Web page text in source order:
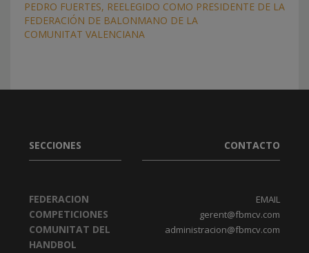
PEDRO FUERTES, REELEGIDO COMO PRESIDENTE DE LA
FEDERACIÓN DE BALONMANO DE LA
COMUNITAT VALENCIANA
SECCIONES
FEDERACION
COMPETICIONES
COMUNITAT DEL
HANDBOL
CONTACTO
EMAIL
gerent@fbmcv.com
administracion@fbmcv.com